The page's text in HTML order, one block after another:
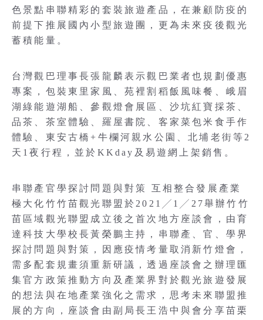
色景點串聯精彩的套裝旅遊產品，在兼顧防疫的
前提下推展國內小型旅遊團，更為未來疫後觀光
蓄積能量。
台灣觀巴理事長張龍麟表示觀巴業者也規劃優惠
專案，包裝東里家風、苑裡割稻飯風味餐、峨眉
湖綠能遊湖船、參觀燈會展區、沙坑紅寶採茶、
品茶、茶室體驗、羅屋書院、客家菜包米食手作
體驗、東安古橋+牛欄河親水公園、北埔老街等2
天1夜行程，並於KKday及易遊網上架銷售。
串聯產官學探討問題與對策 互相整合發展產業
極大化竹竹苗觀光聯盟於2021╱1╱27舉辦竹竹
苗區域觀光聯盟成立後之首次地方座談會，由育
達科技大學校長黃榮鵬主持，串聯產、官、學界
探討問題與對策，因應疫情考量取消新竹燈會，
需多配套規畫須重新研議，透過座談會之辦理匯
集官方政策推動方向及產業界對於觀光旅遊發展
的想法與在地產業強化之需求，思考未來聯盟推
展的方向，座談會由副局長王浩中與會分享苗栗